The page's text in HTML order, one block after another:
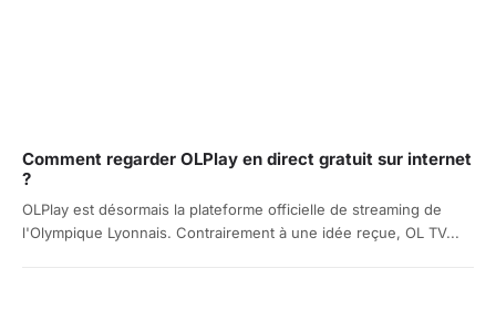
Comment regarder OLPlay en direct gratuit sur internet
?
OLPlay est désormais la plateforme officielle de streaming de
l'Olympique Lyonnais. Contrairement à une idée reçue, OL TV...